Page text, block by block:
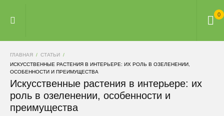
0
ГЛАВНАЯ
СТАТЬИ
ИСКУССТВЕННЫЕ РАСТЕНИЯ В ИНТЕРЬЕРЕ: ИХ РОЛЬ В ОЗЕЛЕНЕНИИ,
ОСОБЕННОСТИ И ПРЕИМУЩЕСТВА
Искусственные растения в интерьере: их
роль в озеленении, особенности и
преимущества